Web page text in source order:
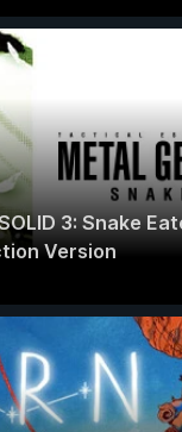
3: Snake
Version